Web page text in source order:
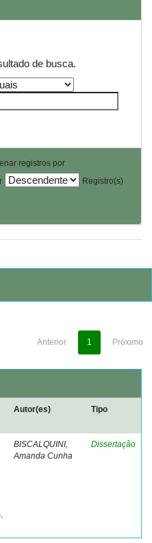
de busca.
registros por
Registro(s)
Anterior 1 Próximo
Autor(es) Tipo
BISCALQUINI,
Amanda Cunha
Dissertação